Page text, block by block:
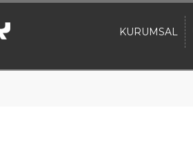
KURUMSAL